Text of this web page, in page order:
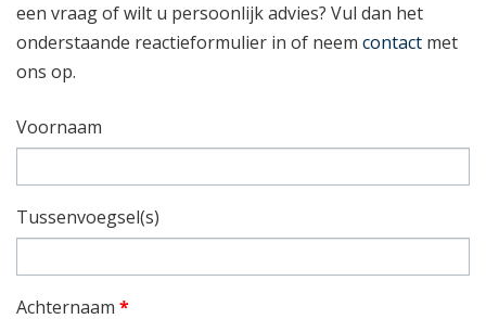
een vraag of wilt u persoonlijk advies? Vul dan het
onderstaande reactieformulier in of neem contact met
ons op.
Voornaam
Tussenvoegsel(s)
Achternaam *